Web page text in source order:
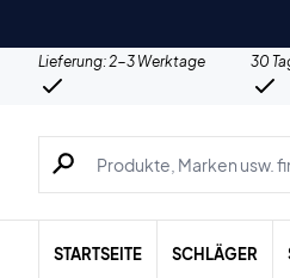
Lieferung: 2-3 Werktage 30
Suche nach Produkten,
STARTSEITE SCHLÄGER